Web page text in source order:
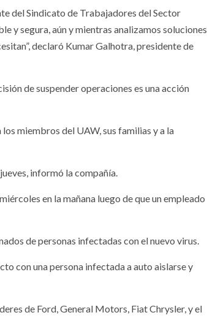
del Sindicato de Trabajadores del Sector
y segura, aún y mientras analizamos soluciones
declaró Kumar Galhotra, presidente de
de suspender operaciones es una acción
miembros del UAW, sus familias y a la
informó la compañía.
en la mañana luego de que un empleado
de personas infectadas con el nuevo virus.
con una persona infectada a auto aislarse y
de Ford, General Motors, Fiat Chrysler, y el